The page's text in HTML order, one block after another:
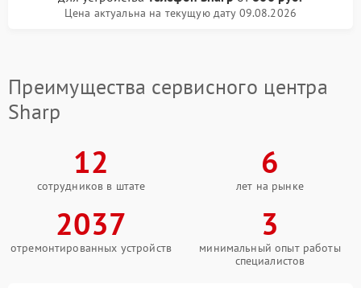
Цена актуальна на текущую дату 09.08.2026
Преимущества сервисного центра
Sharp
12
сотрудников в штате
6
лет на рынке
2037
отремонтированных устройств
3
минимальный опыт работы
специалистов